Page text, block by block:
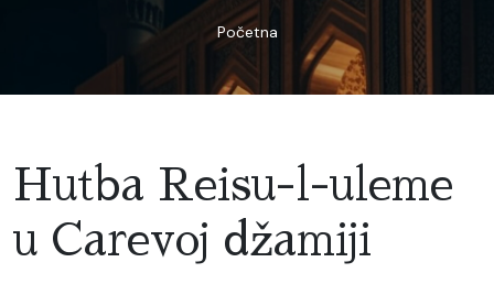
Početna
Hutba Reisu-l-uleme
u Carevoj džamiji